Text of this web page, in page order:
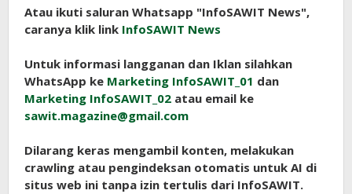
Atau ikuti saluran Whatsapp "InfoSAWIT News",
caranya klik link InfoSAWIT News
Untuk informasi langganan dan Iklan silahkan
WhatsApp ke Marketing InfoSAWIT_01 dan
Marketing InfoSAWIT_02 atau email ke
sawit.magazine@gmail.com
Dilarang keras mengambil konten, melakukan
crawling atau pengindeksan otomatis untuk AI di
situs web ini tanpa izin tertulis dari InfoSAWIT.